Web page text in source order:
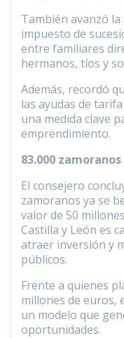
También avanzó
impuesto de
entre familiares
hermanos, tíos y
Además, recordó
las ayudas de
una medida clave
emprendimiento.
83.000
El consejero
zamoranos ya se
valor de 50
Castilla y León es
atraer inversión y
públicos.
Frente a quienes
millones de euros,
un modelo que
oportunidades.